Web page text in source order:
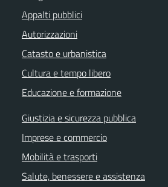
Appalti pubblici
Autorizzazioni
Catasto e urbanistica
Cultura e tempo libero
Educazione e formazione
Giustizia e sicurezza pubblica
Imprese e commercio
Mobilità e trasporti
Salute, benessere e assistenza